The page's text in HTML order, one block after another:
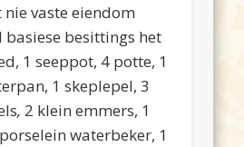
nie vaste eiendom
basiese besittings het
1 seeppot, 4 potte, 1
1 skeplepel, 3
, 2 klein emmers, 1
waterbeker, 1